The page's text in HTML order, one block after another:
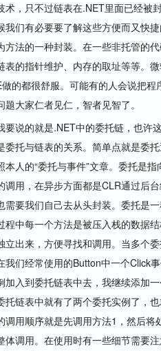
术，只不过链表在.NET里面已经被
我们有必要要了解这些方便而又快
方法的一种封装。在一些非托管的
表的指针维护、内存的取址等等。
的都很舒服。可能有的人会说把
题大家仁者见仁，智者见智了。
说的就是.NET中的委托链，也许
委托与链表的关系。简单点就是委
本人的“委托与事件”文章。委托是
调用，在异步方面都是CLR通过后
需要我们自己去从头封装。委托是
程中每一个方法是被压入栈的数据
立出来，方便寻找和调用。当多个
我们经常使用的Button中一个Click
加入到委托链表中去，我继续添加
托链表中就有了两个委托实例了，
调用顺序就是先调用方法1，然后
体调用。在使用时有一些细节需要